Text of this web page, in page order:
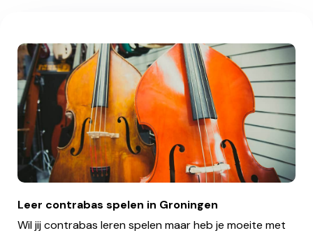
Leer contrabas spelen in Groningen
Wil jij contrabas leren spelen maar heb je moeite met